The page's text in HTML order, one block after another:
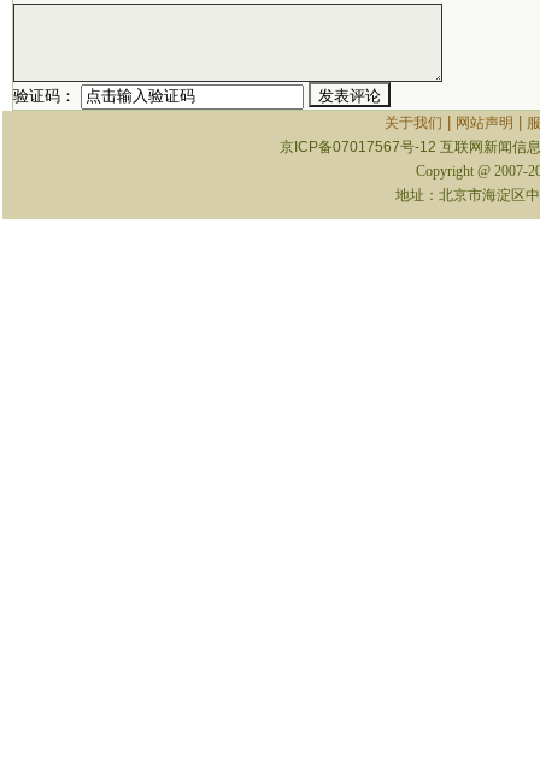
验证码：
关于我们 | 网站声明 |
京ICP备07017567号-12 互联网新闻信
Copyright @ 2007-
地址：北京市海淀区